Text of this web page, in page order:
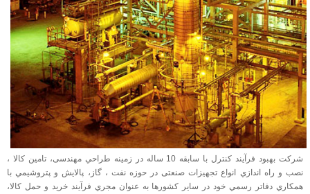
شرکت بهبود فرآيند کنترل با سابقه 10 ساله در زمينه طراحي مهندسی، تامين کالا ،
نصب و راه اندازي انواع تجهيزات صنعتی در حوزه نفت ، گاز، پالايش و پتروشيمي با
همکاري دفاتر رسمي خود در ساير کشورها به عنوان مجري فرآيند خريد و حمل کالا،